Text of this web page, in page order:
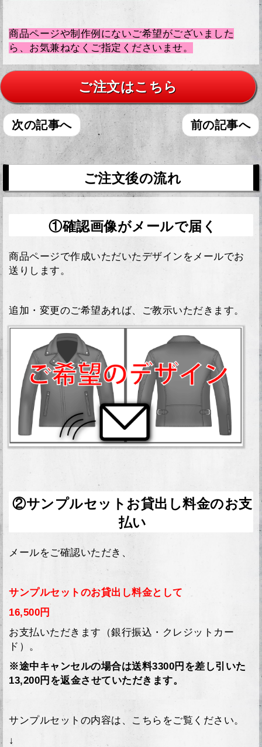
商品ページや制作例にないご希望がございました
ら、お気兼ねなくご指定くださいませ。
ご注文はこちら
次の記事へ 前の記事へ
ご注文後の流れ
①確認画像がメールで届く
商品ページで作成いただいたデザインをメールでお
送りします。
追加・変更のご希望あれば、ご教示いただきます。
②サンプルセットお貸出し料金のお支
払い
メールをご確認いただき、
サンプルセットのお貸出し料金として
16,500円
お支払いただきます（銀行振込・クレジットカー
ド）。
※途中キャンセルの場合は送料3300円を差し引いた
13,200円を返金させていただきます。
サンプルセットの内容は、こちらをご覧ください。
↓